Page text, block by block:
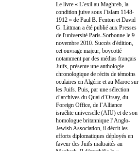
Le livre « L’exil au Maghreb, la
condition juive sous l’islam 1148-
1912 » de Paul B. Fenton et David
G. Littman a été publié aux Presses
de l'université Paris-Sorbonne le 9
novembre 2010. Succès d'édition,
cet ouvrage majeur, boycotté
notamment par des médias français
Juifs, présente une anthologie
chronologique de récits de témoins
oculaires en Algérie et au Maroc sur
les Juifs. Puis, par une sélection
d’archives du Quai d’Orsay, du
Foreign Office, de l’Alliance
israélite universelle (AIU) et de son
homologue britannique l’Anglo-
Jewish Association, il décrit les
efforts diplomatiques déployés en
faveur des Juifs maltraités au